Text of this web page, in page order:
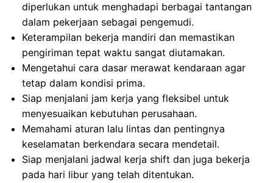
diperlukan untuk menghadapi berbagai tantangan
dalam pekerjaan sebagai pengemudi.
Keterampilan bekerja mandiri dan memastikan
pengiriman tepat waktu sangat diutamakan.
Mengetahui cara dasar merawat kendaraan agar
tetap dalam kondisi prima.
Siap menjalani jam kerja yang fleksibel untuk
menyesuaikan kebutuhan perusahaan.
Memahami aturan lalu lintas dan pentingnya
keselamatan berkendara secara mendetail.
Siap menjalani jadwal kerja shift dan juga bekerja
pada hari libur yang telah ditentukan.